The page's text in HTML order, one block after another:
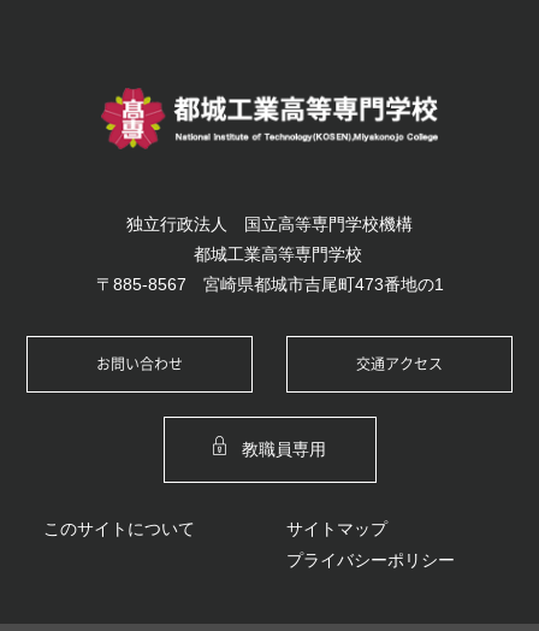
独立行政法人 国立高等専門学校機構
都城工業高等専門学校
〒885-8567 宮崎県都城市吉尾町473番地の1
お問い合わせ 交通アクセス
教職員専用
サイトマップ
このサイトについて
プライバシーポリシー